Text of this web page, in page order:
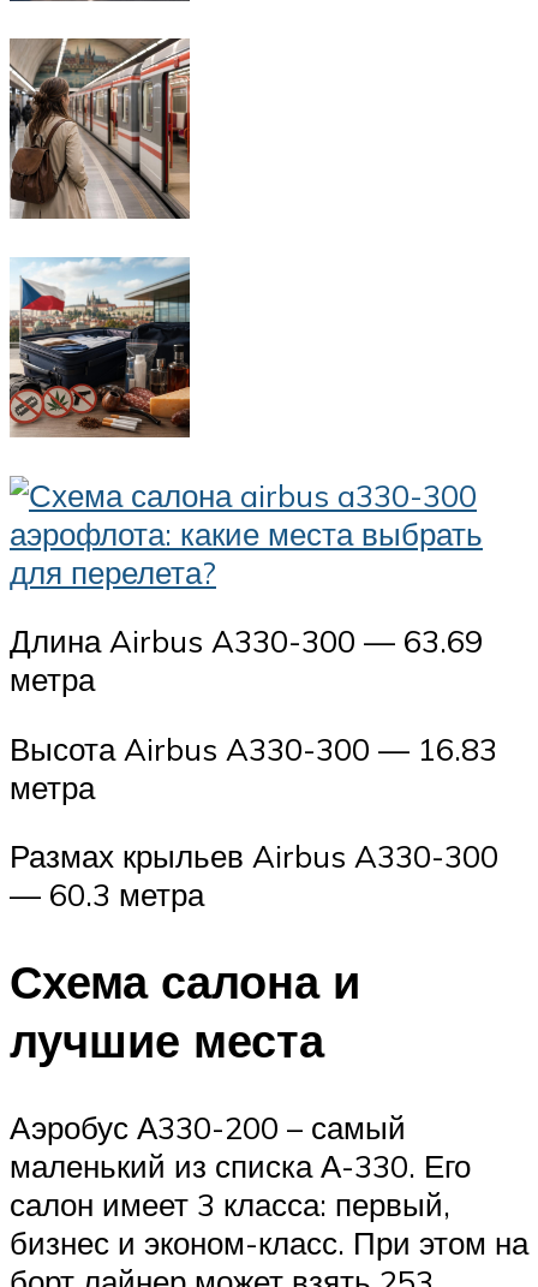
Длина Airbus A330-300 — 63.69
метра
Высота Airbus A330-300 — 16.83
метра
Размах крыльев Airbus A330-300
— 60.3 метра
Схема салона и
лучшие места
Аэробус А330-200 – самый
маленький из списка А-330. Его
салон имеет 3 класса: первый,
бизнес и эконом-класс. При этом на